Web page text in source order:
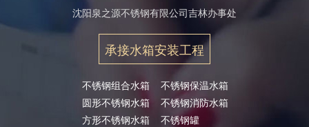
沈阳泉之源不锈钢有限公司吉林办事处
承接水箱安装工程
不锈钢组合水箱
圆形不锈钢水箱
方形不锈钢水箱
不锈钢保温水箱
不锈钢消防水箱
不锈钢罐